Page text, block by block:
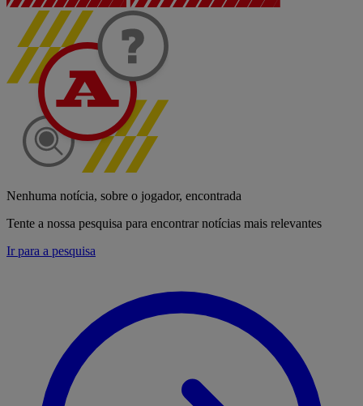
Nenhuma notícia, sobre o jogador, encontrada
Tente a nossa pesquisa para encontrar notícias mais relevantes
Ir para a pesquisa